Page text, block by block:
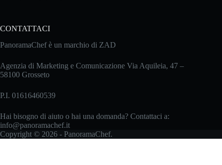
CONTATTACI
PanoramaChef è un marchio di ZAD
Agenzia di Marketing e Comunicazione Via Aquileia, 47 –
58100 Grosseto
P.I. 01616460539
Hai bisogno di aiuto o hai una domanda? Contattaci a:
info@panoramachef.it
Copyright © 2026 - PanoramaChef.